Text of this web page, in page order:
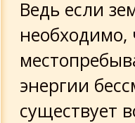
Ведь если
необходимо,
энергии
существует